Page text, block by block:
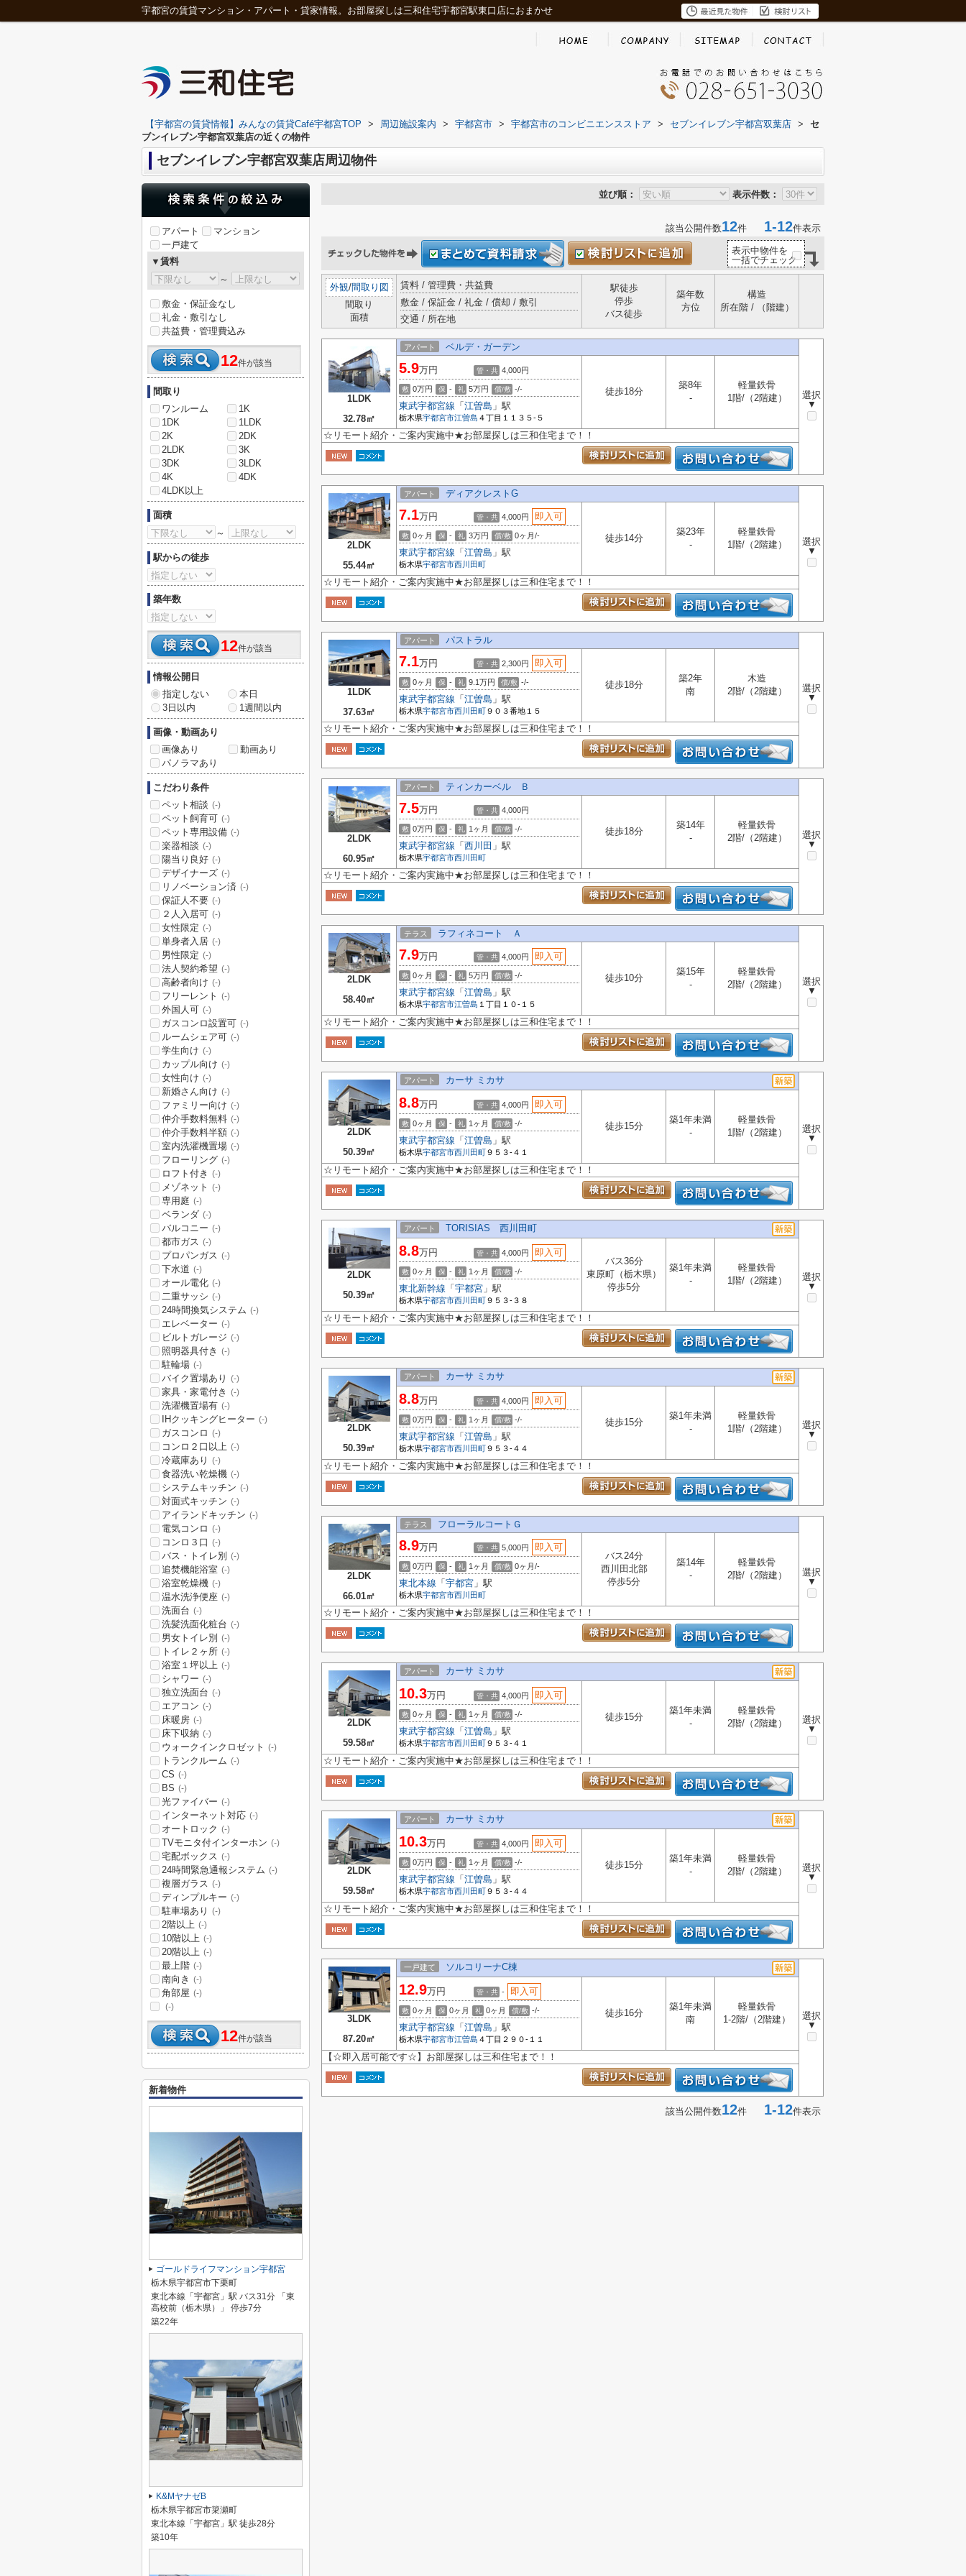
宇都宮の賃貸マンション・アパート・貸家情報。お部屋探しは三和住宅宇都宮駅東口店におまかせ
【宇都宮の賃貸情報】みんなの賃貸Café宇都宮TOP > 周辺施設案内 > 宇都宮市 > 宇都宮市のコンビニエンスストア > セブンイレブン宇都宮双葉店 >
セ
ブンイレブン宇都宮双葉店の近くの物件
セブンイレブン宇都宮双葉店周辺物件
並び順： 表示件数：
該当公開件数12件 1-12件表示
表示中物件を
一括でチェック
外観/間取り図
間取り
面積
賃料 / 管理費・共益費
敷金 / 保証金 / 礼金 / 償却 / 敷引
交通 / 所在地
駅徒歩
停歩
バス徒歩
築年数
方位
構造
所在階 / （階建）
1LDK
32.78㎡
アパート ベルデ・ガーデン
選択
▼
5.9万円 管・共 4,000円
敷 0万円 保 - 礼 5万円 償/敷 -/-
東武宇都宮線 「 江曽島 」駅
栃木県宇都宮市江曽島 ４丁目１１３５-５
徒歩18分
築8年
-
軽量鉄骨
1階/（2階建）
☆リモート紹介・ご案内実施中★お部屋探しは三和住宅まで！！
2LDK
55.44㎡
アパート ディアクレストG
選択
▼
7.1万円 管・共 4,000円 即入可
敷 0ヶ月 保 - 礼 3万円 償/敷 0ヶ月/-
東武宇都宮線 「 江曽島 」駅
栃木県宇都宮市西川田町
徒歩14分
築23年
-
軽量鉄骨
1階/（2階建）
☆リモート紹介・ご案内実施中★お部屋探しは三和住宅まで！！
1LDK
37.63㎡
アパート パストラル
選択
▼
7.1万円 管・共 2,300円 即入可
敷 0ヶ月 保 - 礼 9.1万円 償/敷 -/-
東武宇都宮線 「 江曽島 」駅
栃木県宇都宮市西川田町９０３番地１５
徒歩18分
築2年
南
木造
2階/（2階建）
☆リモート紹介・ご案内実施中★お部屋探しは三和住宅まで！！
2LDK
60.95㎡
アパート ティンカーベル Ｂ
選択
▼
7.5万円 管・共 4,000円
敷 0万円 保 - 礼 1ヶ月 償/敷 -/-
東武宇都宮線 「 西川田 」駅
栃木県宇都宮市西川田町
徒歩18分
築14年
-
軽量鉄骨
2階/（2階建）
☆リモート紹介・ご案内実施中★お部屋探しは三和住宅まで！！
2LDK
58.40㎡
テラス ラフィネコート Ａ
選択
▼
7.9万円 管・共 4,000円 即入可
敷 0ヶ月 保 - 礼 5万円 償/敷 -/-
東武宇都宮線 「 江曽島 」駅
栃木県宇都宮市江曽島 １丁目１０-１５
徒歩10分
築15年
-
軽量鉄骨
2階/（2階建）
☆リモート紹介・ご案内実施中★お部屋探しは三和住宅まで！！
2LDK
50.39㎡
アパート カーサ ミカサ
選択
▼
8.8万円 管・共 4,000円 即入可
敷 0ヶ月 保 - 礼 1ヶ月 償/敷 -/-
東武宇都宮線 「 江曽島 」駅
栃木県宇都宮市西川田町９５３-４１
徒歩15分
築1年未満
-
軽量鉄骨
1階/（2階建）
☆リモート紹介・ご案内実施中★お部屋探しは三和住宅まで！！
2LDK
50.39㎡
アパート TORISIAS 西川田町
選択
▼
8.8万円 管・共 4,000円 即入可
敷 0ヶ月 保 - 礼 1ヶ月 償/敷 -/-
東北新幹線 「 宇都宮 」駅
栃木県宇都宮市西川田町９５３-３８
バス36分
東原町（栃木県）
停歩5分
築1年未満
-
軽量鉄骨
1階/（2階建）
☆リモート紹介・ご案内実施中★お部屋探しは三和住宅まで！！
2LDK
50.39㎡
アパート カーサ ミカサ
選択
▼
8.8万円 管・共 4,000円 即入可
敷 0万円 保 - 礼 1ヶ月 償/敷 -/-
東武宇都宮線 「 江曽島 」駅
栃木県宇都宮市西川田町９５３-４４
徒歩15分
築1年未満
-
軽量鉄骨
1階/（2階建）
☆リモート紹介・ご案内実施中★お部屋探しは三和住宅まで！！
2LDK
66.01㎡
テラス フローラルコートＧ
選択
▼
8.9万円 管・共 5,000円 即入可
敷 0万円 保 - 礼 1ヶ月 償/敷 0ヶ月/-
東北本線 「 宇都宮 」駅
栃木県宇都宮市西川田町
バス24分
西川田北部
停歩5分
築14年
-
軽量鉄骨
2階/（2階建）
☆リモート紹介・ご案内実施中★お部屋探しは三和住宅まで！！
2LDK
59.58㎡
アパート カーサ ミカサ
選択
▼
10.3万円 管・共 4,000円 即入可
敷 0ヶ月 保 - 礼 1ヶ月 償/敷 -/-
東武宇都宮線 「 江曽島 」駅
栃木県宇都宮市西川田町９５３-４１
徒歩15分
築1年未満
-
軽量鉄骨
2階/（2階建）
☆リモート紹介・ご案内実施中★お部屋探しは三和住宅まで！！
2LDK
59.58㎡
アパート カーサ ミカサ
選択
▼
10.3万円 管・共 4,000円 即入可
敷 0万円 保 - 礼 1ヶ月 償/敷 -/-
東武宇都宮線 「 江曽島 」駅
栃木県宇都宮市西川田町９５３-４４
徒歩15分
築1年未満
-
軽量鉄骨
2階/（2階建）
☆リモート紹介・ご案内実施中★お部屋探しは三和住宅まで！！
3LDK
87.20㎡
一戸建て ソルコリーナC棟
選択
▼
12.9万円 管・共 - 即入可
敷 0ヶ月 保 0ヶ月 礼 0ヶ月 償/敷 -/-
東武宇都宮線 「 江曽島 」駅
栃木県宇都宮市江曽島 ４丁目２９０-１１
徒歩16分
築1年未満
南
軽量鉄骨
1-2階/（2階建）
【☆即入居可能です☆】お部屋探しは三和住宅まで！！
該当公開件数12件 1-12件表示
アパート
マンション
一戸建て
▼賃料
～
敷金・保証金なし
礼金・敷引なし
共益費・管理費込み
12件が該当
間取り
ワンルーム
1K
1DK
1LDK
2K
2DK
2LDK
3K
3DK
3LDK
4K
4DK
4LDK以上
面積
～
駅からの徒歩
築年数
12件が該当
情報公開日
指定しない
本日
3日以内
1週間以内
画像・動画あり
画像あり
動画あり
パノラマあり
こだわり条件
ペット相談 (-)
ペット飼育可 (-)
ペット専用設備 (-)
楽器相談 (-)
陽当り良好 (-)
デザイナーズ (-)
リノベーション済 (-)
保証人不要 (-)
２人入居可 (-)
女性限定 (-)
単身者入居 (-)
男性限定 (-)
法人契約希望 (-)
高齢者向け (-)
フリーレント (-)
外国人可 (-)
ガスコンロ設置可 (-)
ルームシェア可 (-)
学生向け (-)
カップル向け (-)
女性向け (-)
新婚さん向け (-)
ファミリー向け (-)
仲介手数料無料 (-)
仲介手数料半額 (-)
室内洗濯機置場 (-)
フローリング (-)
ロフト付き (-)
メゾネット (-)
専用庭 (-)
ベランダ (-)
バルコニー (-)
都市ガス (-)
プロパンガス (-)
下水道 (-)
オール電化 (-)
二重サッシ (-)
24時間換気システム (-)
エレベーター (-)
ビルトガレージ (-)
照明器具付き (-)
駐輪場 (-)
バイク置場あり (-)
家具・家電付き (-)
洗濯機置場有 (-)
IHクッキングヒーター (-)
ガスコンロ (-)
コンロ２口以上 (-)
冷蔵庫あり (-)
食器洗い乾燥機 (-)
システムキッチン (-)
対面式キッチン (-)
アイランドキッチン (-)
電気コンロ (-)
コンロ３口 (-)
バス・トイレ別 (-)
追焚機能浴室 (-)
浴室乾燥機 (-)
温水洗浄便座 (-)
洗面台 (-)
洗髪洗面化粧台 (-)
男女トイレ別 (-)
トイレ２ヶ所 (-)
浴室１坪以上 (-)
シャワー (-)
独立洗面台 (-)
エアコン (-)
床暖房 (-)
床下収納 (-)
ウォークインクロゼット (-)
トランクルーム (-)
CS (-)
BS (-)
光ファイバー (-)
インターネット対応 (-)
オートロック (-)
TVモニタ付インターホン (-)
宅配ボックス (-)
24時間緊急通報システム (-)
複層ガラス (-)
ディンプルキー (-)
駐車場あり (-)
2階以上 (-)
10階以上 (-)
20階以上 (-)
最上階 (-)
南向き (-)
角部屋 (-)
(-)
12件が該当
新着物件
ゴールドライフマンション宇都宮
栃木県宇都宮市下栗町
東北本線「宇都宮」駅 バス31分 「東
高校前（栃木県）」 停歩7分
築22年
K&MヤナゼB
栃木県宇都宮市簗瀬町
東北本線「宇都宮」駅 徒歩28分
築10年